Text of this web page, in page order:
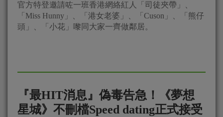
官方特登邀請咗一班香港網絡紅人「司徒夾帶」、
「Miss Hunny」、「港女老婆」、「Cuson」、「熊仔
頭」、「小花」嚟同大家一齊做鄰居。
『最HIT消息』偽毒告急！《夢想
星城》不刪檔Speed dating正式接受